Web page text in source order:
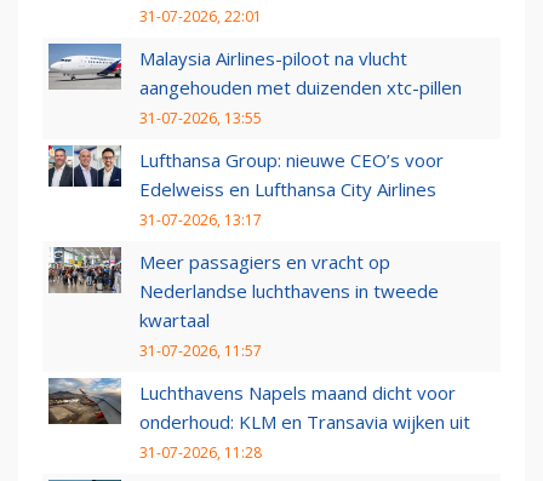
31-07-2026, 22:01
Malaysia Airlines-piloot na vlucht
aangehouden met duizenden xtc-pillen
31-07-2026, 13:55
Lufthansa Group: nieuwe CEO’s voor
Edelweiss en Lufthansa City Airlines
31-07-2026, 13:17
Meer passagiers en vracht op
Nederlandse luchthavens in tweede
kwartaal
31-07-2026, 11:57
Luchthavens Napels maand dicht voor
onderhoud: KLM en Transavia wijken uit
31-07-2026, 11:28